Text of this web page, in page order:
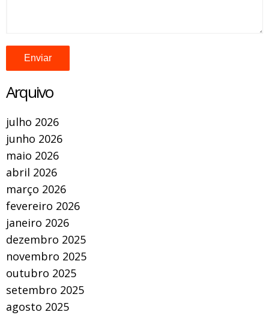
Arquivo
julho 2026
junho 2026
maio 2026
abril 2026
março 2026
fevereiro 2026
janeiro 2026
dezembro 2025
novembro 2025
outubro 2025
setembro 2025
agosto 2025